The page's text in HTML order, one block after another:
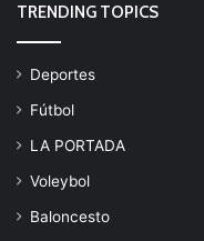
TRENDING TOPICS
Deportes
Fútbol
LA PORTADA
Voleybol
Baloncesto